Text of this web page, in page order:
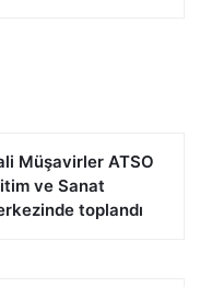
Müşavirler ATSO
ve Sanat
toplandı